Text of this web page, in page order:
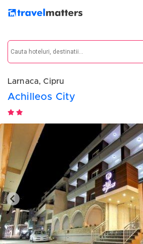
Larnaca, Cipru
Achilleos City